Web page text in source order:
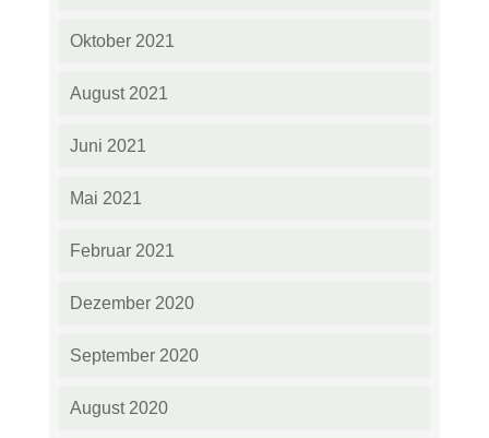
Oktober 2021
August 2021
Juni 2021
Mai 2021
Februar 2021
Dezember 2020
September 2020
August 2020